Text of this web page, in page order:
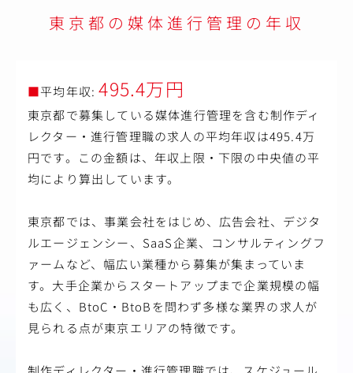
どがメインとなります。
【仕事内容（変更の範囲）】会社の定める業務
東京都の媒体進行管理の年収
■平均年収:495.4万円
東京都で募集している媒体進行管理を含む制作ディ
レクター・進行管理職の求人の平均年収は495.4万
円です。この金額は、年収上限・下限の中央値の平
均により算出しています。
東京都では、事業会社をはじめ、広告会社、デジタ
ルエージェンシー、SaaS企業、コンサルティングフ
ァームなど、幅広い業種から募集が集まっていま
す。大手企業からスタートアップまで企業規模の幅
も広く、BtoC・BtoBを問わず多様な業界の求人が
見られる点が東京エリアの特徴です。